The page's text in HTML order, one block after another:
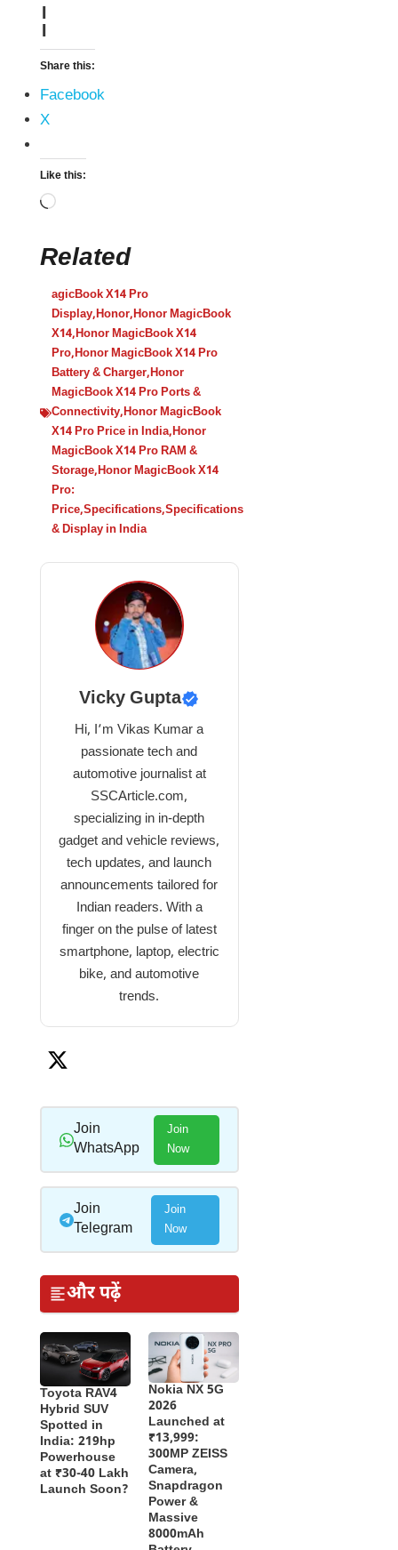
¦
Share this:
Facebook
X
Like this:
Related
agicBook X14 Pro
Display,Honor,Honor MagicBook
X14,Honor MagicBook X14
Pro,Honor MagicBook X14 Pro
Battery & Charger,Honor
MagicBook X14 Pro Ports &
Connectivity,Honor MagicBook
X14 Pro Price in India,Honor
MagicBook X14 Pro RAM &
Storage,Honor MagicBook X14
Pro:
Price,Specifications,Specifications
& Display in India
Vicky Gupta
Hi, I’m Vikas Kumar a
passionate tech and
automotive journalist at
SSCArticle.com,
specializing in in-depth
gadget and vehicle reviews,
tech updates, and launch
announcements tailored for
Indian readers. With a
finger on the pulse of latest
smartphone, laptop, electric
bike, and automotive
trends.
Join
WhatsApp
Join
Now
Join
Telegram
Join
Now
और पढ़ें
Toyota RAV4
Hybrid SUV
Spotted in
India: 219hp
Powerhouse
at ₹30-40 Lakh
Launch Soon?
Nokia NX 5G
2026
Launched at
₹13,999:
300MP ZEISS
Camera,
Snapdragon
Power &
Massive
8000mAh